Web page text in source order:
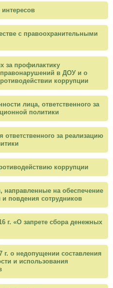
с правоохранительными
за профилактику
в ДОУ и о
коррупции
лица, ответственного за
политики
ответственного за реализацию
коррупции
направленные на обеспечение
повдения сотрудников
г. «О запрете сбора денежных
г. о недопущении составления
и использования